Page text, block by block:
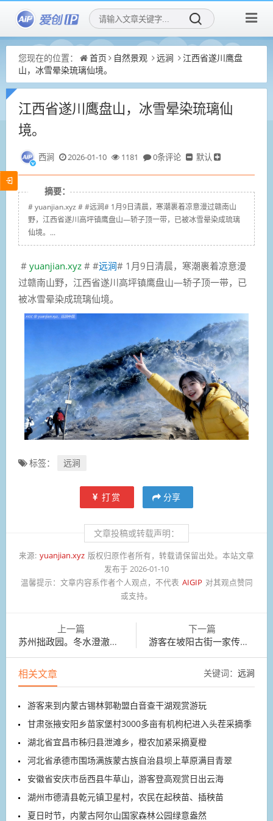
您现在的位置： 首页 自然景观 远涧
江西省遂川鹰盘
山，冰雪晕染琉璃仙境。
江西省遂川鹰盘山，冰雪晕染琉璃仙
境。
西涧 2026-01-10 1181 0条评论 默认
摘要：
# yuanjian.xyz # #远涧# 1月9日清晨，寒潮裹着凉意漫过赣南山
野，江西省遂川高坪镇鹰盘山—轿子顶一带，已被冰雪晕染成琉璃
仙境。...
# yuanjian.xyz # #远涧# 1月9日清晨，寒潮裹着凉意漫
过赣南山野，江西省遂川高坪镇鹰盘山—轿子顶一带，已
被冰雪晕染成琉璃仙境。
标签： 远涧
打赏 分享
文章投稿或转载声明：
来源: yuanjian.xyz 版权归原作者所有，转载请保留出处。本站文章
发布于 2026-01-10
温馨提示： 文章内容系作者个人观点，不代表 AIGIP 对其观点赞同
或支持。
上一篇
苏州拙政园。冬水澄澈见底，残荷零落
下一篇
游客在坡阳古街一家传统手工艺店里选购商品
相关文章 关键词： 远涧
游客来到内蒙古锡林郭勒盟白音查干湖观赏游玩
甘肃张掖安阳乡苗家堡村3000多亩有机枸杞进入头茬采摘季
湖北省宜昌市秭归县泄滩乡，橙农加紧采摘夏橙
河北省承德市围场满族蒙古族自治县坝上草原满目青翠
安徽省安庆市岳西县牛草山，游客登高观赏日出云海
湖州市德清县乾元镇卫星村，农民在起秧苗、插秧苗
夏日时节，内蒙古阿尔山国家森林公园绿意盎然